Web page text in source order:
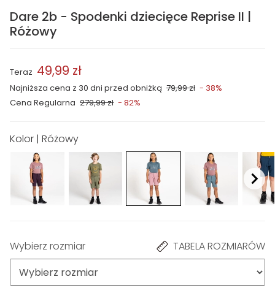
Dare 2b - Spodenki dziecięce Reprise II |
Różowy
Cena Regularna 279,99 zł - 82%
Najniższa cena z 30 dni przed obniżką 79,99 zł - 38%
Teraz 49,99 zł
Kolor | Różowy
Wybierz rozmiar TABELA ROZMIARÓW